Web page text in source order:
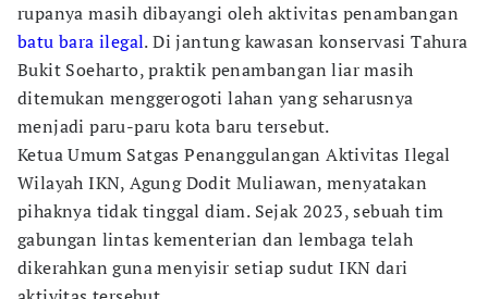
rupanya masih dibayangi oleh aktivitas penambangan
batu bara ilegal. Di jantung kawasan konservasi Tahura
Bukit Soeharto, praktik penambangan liar masih
ditemukan menggerogoti lahan yang seharusnya
menjadi paru-paru kota baru tersebut.
Ketua Umum Satgas Penanggulangan Aktivitas Ilegal
Wilayah IKN, Agung Dodit Muliawan, menyatakan
pihaknya tidak tinggal diam. Sejak 2023, sebuah tim
gabungan lintas kementerian dan lembaga telah
dikerahkan guna menyisir setiap sudut IKN dari